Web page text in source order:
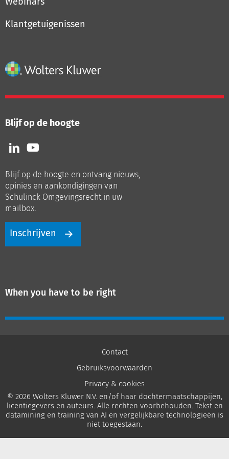
Klantgetuigenissen
Blijf op de hoogte
Volg
ons
LinkedIn
Volg
ons
Youtube
Blijf op de hoogte en ontvang nieuws,
opinies en aankondigingen van
Schulinck Omgevingsrecht in uw
mailbox.
Inschrijven
When you have to be right
Contact
Gebruiksvoorwaarden
Privacy & cookies
© 2026 Wolters Kluwer N.V. en/of haar dochtermaatschappijen,
licentiegevers en auteurs. Alle rechten voorbehouden. Tekst en
datamining en training van AI en vergelijkbare technologieën is
niet toegestaan.